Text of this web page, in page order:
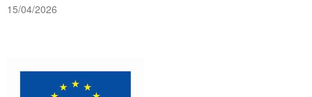
15/04/2026